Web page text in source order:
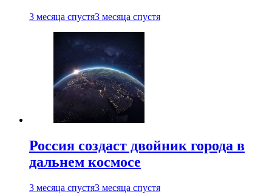
3 месяца спустя3 месяца спустя
Россия создаст двойник города в
дальнем космосе
3 месяца спустя3 месяца спустя